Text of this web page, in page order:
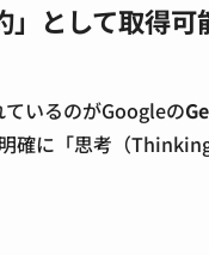
として取得可
いるのがGoogleの
確に「思考（